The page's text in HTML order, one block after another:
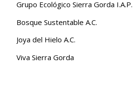
Grupo Ecológico Sierra Gorda I.A.P.
Bosque Sustentable A.C.
Joya del Hielo A.C.
Viva Sierra Gorda